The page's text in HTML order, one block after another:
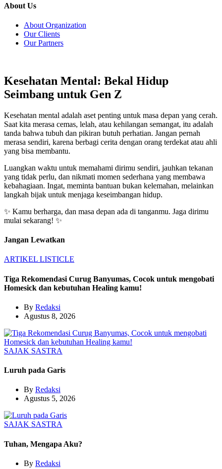
About Us
About Organization
Our Clients
Our Partners
Kesehatan Mental: Bekal Hidup
Seimbang untuk Gen Z
Kesehatan mental adalah aset penting untuk masa depan yang cerah.
Saat kita merasa cemas, lelah, atau kehilangan semangat, itu adalah
tanda bahwa tubuh dan pikiran butuh perhatian. Jangan pernah
merasa sendiri, karena berbagi cerita dengan orang terdekat atau ahli
yang bisa membantu.
Luangkan waktu untuk memahami dirimu sendiri, jauhkan tekanan
yang tidak perlu, dan nikmati momen sederhana yang membawa
kebahagiaan. Ingat, meminta bantuan bukan kelemahan, melainkan
langkah bijak untuk menjaga keseimbangan hidup.
✨ Kamu berharga, dan masa depan ada di tanganmu. Jaga dirimu
mulai sekarang! ✨
Jangan Lewatkan
ARTIKEL LISTICLE
Tiga Rekomendasi Curug Banyumas, Cocok untuk mengobati
Homesick dan kebutuhan Healing kamu!
By Redaksi
Agustus 8, 2026
SAJAK SASTRA
Luruh pada Garis
By Redaksi
Agustus 5, 2026
SAJAK SASTRA
Tuhan, Mengapa Aku?
By Redaksi